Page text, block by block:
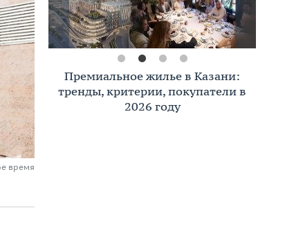
время
Премиальное жилье в Казани:
тренды, критерии, покупатели в
2026 году